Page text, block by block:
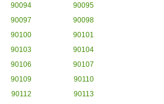
90094
90095
90097
90098
90100
90101
90103
90104
90106
90107
90109
90110
90112
90113